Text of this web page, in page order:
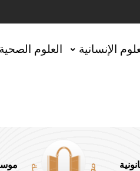
الإنسانية العلوم الصحية